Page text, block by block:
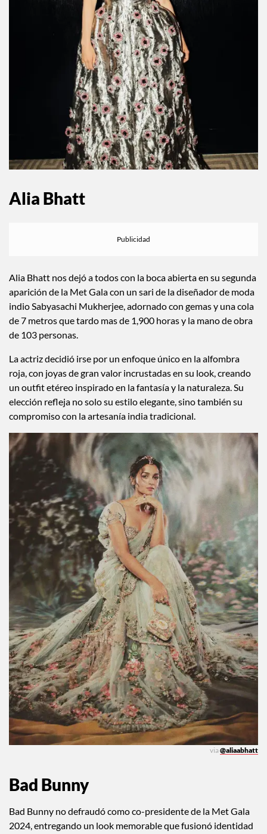
Alia Bhatt
Alia Bhatt nos dejó a todos con la boca abierta en su segunda
aparición de la Met Gala con un sari de la diseñador de moda
indio Sabyasachi Mukherjee, adornado con gemas y una cola
de 7 metros que tardo mas de 1,900 horas y la mano de obra
La actriz decidió irse por un enfoque único en la alfombra
roja, con joyas de gran valor incrustadas en su look, creando
un outfit etéreo inspirado en la fantasía y la naturaleza. Su
elección refleja no solo su estilo elegante, sino también su
Bad Bunny
Bad Bunny no defraudó como co-presidente de la Met Gala